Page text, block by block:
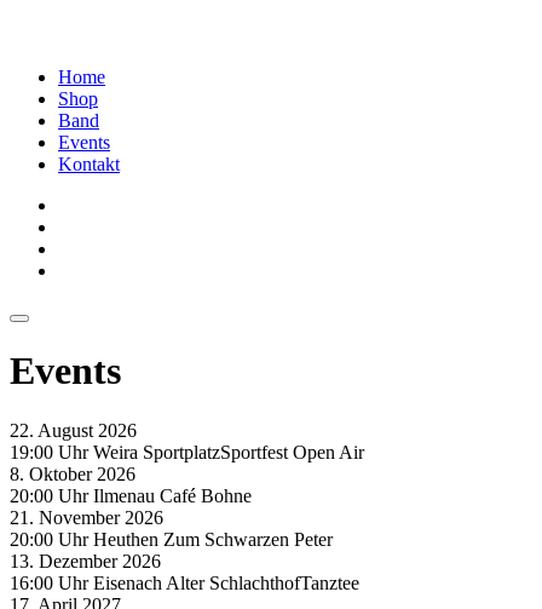
Home
Shop
Band
Events
Kontakt
Events
22. August 2026
19:00 UhrWeira SportplatzSportfest Open Air
8. Oktober 2026
20:00 UhrIlmenau Café Bohne
21. November 2026
20:00 UhrHeuthen Zum Schwarzen Peter
13. Dezember 2026
16:00 UhrEisenach Alter SchlachthofTanztee
17. April 2027